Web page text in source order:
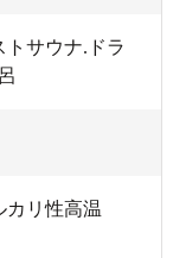
トサウナ.ドラ
カリ性高温